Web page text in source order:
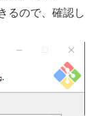
るので、確認し